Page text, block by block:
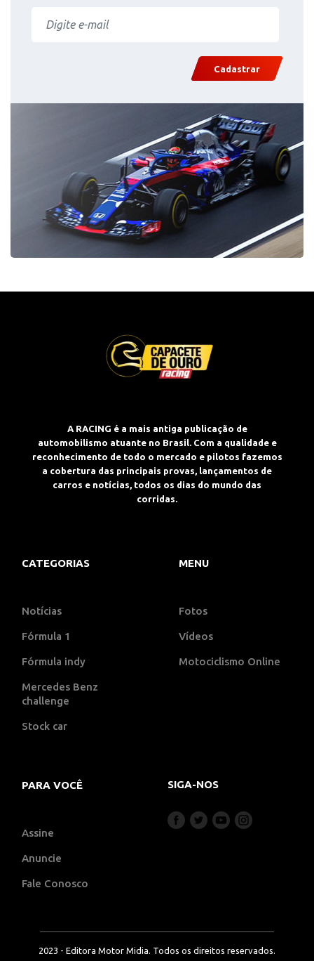
Cadastrar
A RACING é a mais antiga publicação de
automobilismo atuante no Brasil. Com a qualidade e
reconhecimento de todo o mercado e pilotos fazemos
a cobertura das principais provas, lançamentos de
carros e notícias, todos os dias do mundo das
corridas.
CATEGORIAS
Notícias
Fórmula 1
Fórmula indy
Mercedes Benz
challenge
Stock car
MENU
Fotos
Vídeos
Motociclismo Online
PARA VOCÊ
Assine
Anuncie
Fale Conosco
SIGA-NOS
2023 - Editora Motor Midia. Todos os direitos reservados.